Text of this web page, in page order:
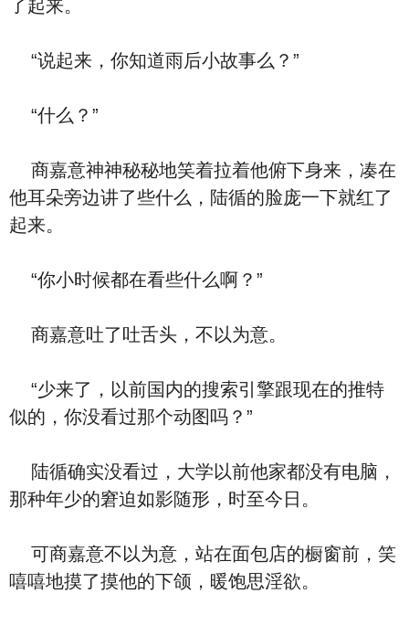
了起来。
“说起来，你知道雨后小故事么？”
“什么？”
商嘉意神神秘秘地笑着拉着他俯下身来，凑在
他耳朵旁边讲了些什么，陆循的脸庞一下就红了
起来。
“你小时候都在看些什么啊？”
商嘉意吐了吐舌头，不以为意。
“少来了，以前国内的搜索引擎跟现在的推特
似的，你没看过那个动图吗？”
陆循确实没看过，大学以前他家都没有电脑，
那种年少的窘迫如影随形，时至今日。
可商嘉意不以为意，站在面包店的橱窗前，笑
嘻嘻地摸了摸他的下颌，暖饱思淫欲。